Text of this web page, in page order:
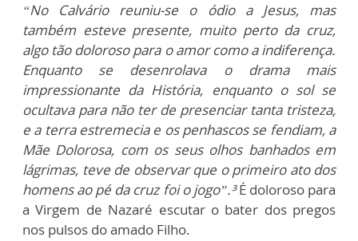
“No Calvário reuniu-se o ódio a Jesus, mas
também esteve presente, muito perto da cruz,
algo tão doloroso para o amor como a indiferença.
Enquanto se desenrolava o drama mais
impressionante da História, enquanto o sol se
ocultava para não ter de presenciar tanta tristeza,
e a terra estremecia e os penhascos se fendiam, a
Mãe Dolorosa, com os seus olhos banhados em
lágrimas, teve de observar que o primeiro ato dos
homens ao pé da cruz foi o jogo”.³É doloroso para
a Virgem de Nazaré escutar o bater dos pregos
nos pulsos do amado Filho.